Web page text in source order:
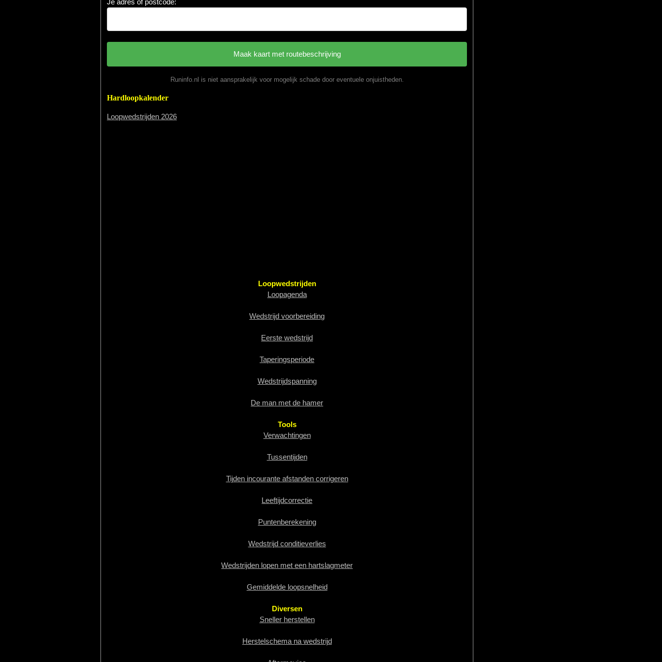
Runinfo.nl is niet aansprakelijk voor mogelijk schade door eventuele onjuistheden.
Hardloopkalender
Loopwedstrijden 2026
Loopwedstrijden
Loopagenda
Wedstrijd voorbereiding
Eerste wedstrijd
Taperingsperiode
Wedstrijdspanning
De man met de hamer
Tools
Verwachtingen
Tussentijden
Tijden incourante afstanden corrigeren
Leeftijdcorrectie
Puntenberekening
Wedstrijd conditieverlies
Wedstrijden lopen met een hartslagmeter
Gemiddelde loopsnelheid
Diversen
Sneller herstellen
Herstelschema na wedstrijd